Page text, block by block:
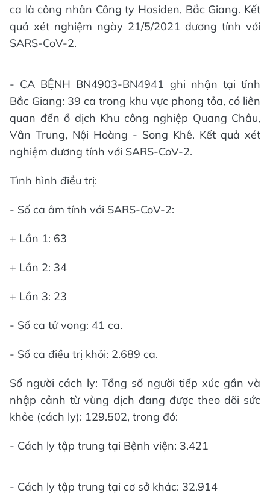
ca là công nhân Công ty Hosiden, Bắc Giang. Kết
quả xét nghiệm ngày 21/5/2021 dương tính với
SARS-CoV-2.
- CA BỆNH BN4903-BN4941 ghi nhận tại tỉnh
Bắc Giang: 39 ca trong khu vực phong tỏa, có liên
quan đến ổ dịch Khu công nghiệp Quang Châu,
Vân Trung, Nội Hoàng - Song Khê. Kết quả xét
nghiệm dương tính với SARS-CoV-2.
Tình hình điều trị:
- Số ca âm tính với SARS-CoV-2:
+ Lần 1: 63
+ Lần 2: 34
+ Lần 3: 23
- Số ca tử vong: 41 ca.
- Số ca điều trị khỏi: 2.689 ca.
Số người cách ly: Tổng số người tiếp xúc gần và
nhập cảnh từ vùng dịch đang được theo dõi sức
khỏe (cách ly): 129.502, trong đó:
- Cách ly tập trung tại Bệnh viện: 3.421
- Cách ly tập trung tại cơ sở khác: 32.914